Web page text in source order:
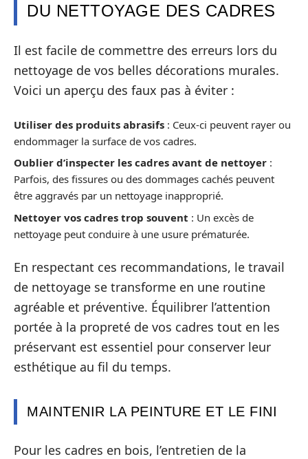
DU NETTOYAGE DES CADRES
Il est facile de commettre des erreurs lors du
nettoyage de vos belles décorations murales.
Voici un aperçu des faux pas à éviter :
Utiliser des produits abrasifs : Ceux-ci peuvent rayer ou
endommager la surface de vos cadres.
Oublier d’inspecter les cadres avant de nettoyer :
Parfois, des fissures ou des dommages cachés peuvent
être aggravés par un nettoyage inapproprié.
Nettoyer vos cadres trop souvent : Un excès de
nettoyage peut conduire à une usure prématurée.
En respectant ces recommandations, le travail
de nettoyage se transforme en une routine
agréable et préventive. Équilibrer l’attention
portée à la propreté de vos cadres tout en les
préservant est essentiel pour conserver leur
esthétique au fil du temps.
MAINTENIR LA PEINTURE ET LE FINI
Pour les cadres en bois, l’entretien de la